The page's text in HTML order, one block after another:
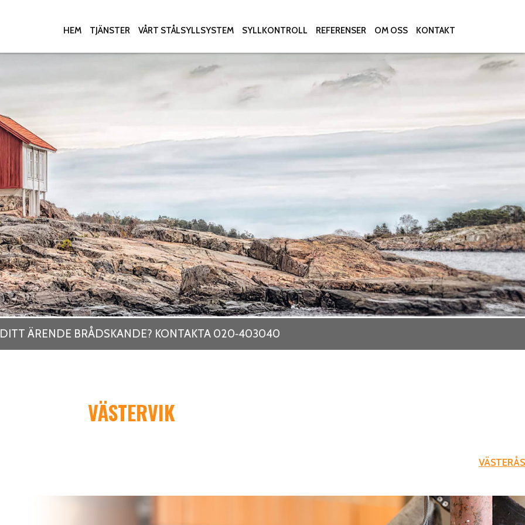
HEM TJÄNSTER VÅRT STÅLSYLLSYSTEM SYLLKONTROLL REFERENSER OM OSS KONTAKT
ÄRENDE BRÅDSKANDE? KONTAKTA 020‑403040
VÄSTERVIK
VÄSTERÅS